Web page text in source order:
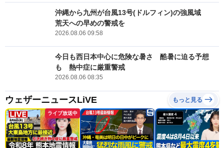
沖縄から九州が台風13号(ドルフィン)の強風域
荒天への早めの警戒を
2026.08.06 09:58
今日も西日本中心に危険な暑さ 酷暑に迫る予想
も 熱中症に厳重警戒
2026.08.06 08:35
ウェザーニュースLiVE もっと見る
ライブ放送中